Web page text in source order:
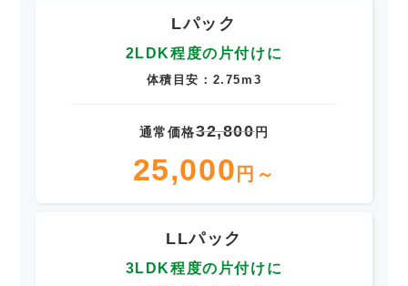
Lパック
2LDK程度の片付けに
体積目安：2.75m3
通常価格32,800円
25,000 円～
LLパック
3LDK程度の片付けに